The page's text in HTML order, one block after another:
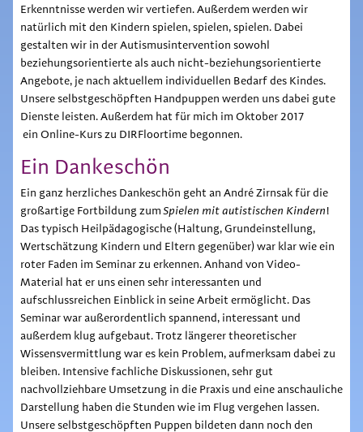
Erkenntnisse werden wir vertiefen. Außerdem werden wir
natürlich mit den Kindern spielen, spielen, spielen. Dabei
gestalten wir in der Autismusintervention sowohl
beziehungsorientierte als auch nicht-beziehungsorientierte
Angebote, je nach aktuellem individuellen Bedarf des Kindes.
Unsere selbstgeschöpften Handpuppen werden uns dabei gute
Dienste leisten. Außerdem hat für mich im Oktober 2017
ein Online-Kurs zu DIRFloortime begonnen.
Ein Dankeschön
Ein ganz herzliches Dankeschön geht an André Zirnsak für die
großartige Fortbildung zumSpielen mit autistischen Kindern!
Das typisch Heilpädagogische (Haltung, Grundeinstellung,
Wertschätzung Kindern und Eltern gegenüber) war klar wie ein
roter Faden im Seminar zu erkennen. Anhand von Video-
Material hat er uns einen sehr interessanten und
aufschlussreichen Einblick in seine Arbeit ermöglicht. Das
Seminar war außerordentlich spannend, interessant und
außerdem klug aufgebaut. Trotz längerer theoretischer
Wissensvermittlung war es kein Problem, aufmerksam dabei zu
bleiben. Intensive fachliche Diskussionen, sehr gut
nachvollziehbare Umsetzung in die Praxis und eine anschauliche
Darstellung haben die Stunden wie im Flug vergehen lassen.
Unsere selbstgeschöpften Puppen bildeten dann noch den